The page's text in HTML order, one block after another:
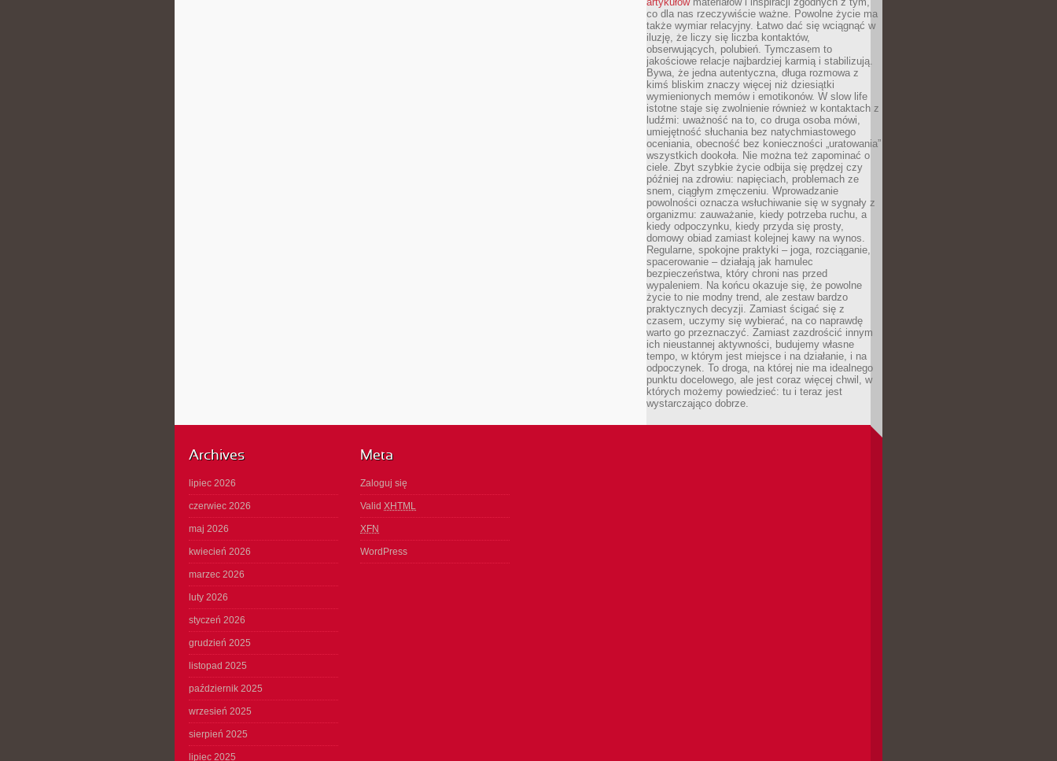
co dla nas rzeczywiście ważne. Powolne życie ma
także wymiar relacyjny. Łatwo dać się wciągnąć w
iluzję, że liczy się liczba kontaktów,
obserwujących, polubień. Tymczasem to
jakościowe relacje najbardziej karmią i stabilizują.
Bywa, że jedna autentyczna, długa rozmowa z
kimś bliskim znaczy więcej niż dziesiątki
wymienionych memów i emotikonów. W slow life
istotne staje się zwolnienie również w kontaktach z
ludźmi: uważność na to, co druga osoba mówi,
umiejętność słuchania bez natychmiastowego
oceniania, obecność bez konieczności „uratowania”
wszystkich dookoła. Nie można też zapominać o
ciele. Zbyt szybkie życie odbija się prędzej czy
później na zdrowiu: napięciach, problemach ze
snem, ciągłym zmęczeniu. Wprowadzanie
powolności oznacza wsłuchiwanie się w sygnały z
organizmu: zauważanie, kiedy potrzeba ruchu, a
kiedy odpoczynku, kiedy przyda się prosty,
domowy obiad zamiast kolejnej kawy na wynos.
Regularne, spokojne praktyki – joga, rozciąganie,
spacerowanie – działają jak hamulec
bezpieczeństwa, który chroni nas przed
wypaleniem. Na końcu okazuje się, że powolne
życie to nie modny trend, ale zestaw bardzo
praktycznych decyzji. Zamiast ścigać się z
czasem, uczymy się wybierać, na co naprawdę
warto go przeznaczyć. Zamiast zazdrościć innym
ich nieustannej aktywności, budujemy własne
tempo, w którym jest miejsce i na działanie, i na
odpoczynek. To droga, na której nie ma idealnego
punktu docelowego, ale jest coraz więcej chwil, w
których możemy powiedzieć: tu i teraz jest
wystarczająco dobrze.
Archives
lipiec 2026
czerwiec 2026
maj 2026
kwiecień 2026
marzec 2026
luty 2026
styczeń 2026
grudzień 2025
listopad 2025
październik 2025
wrzesień 2025
sierpień 2025
lipiec 2025
Meta
Zaloguj się
Valid XHTML
XFN
WordPress